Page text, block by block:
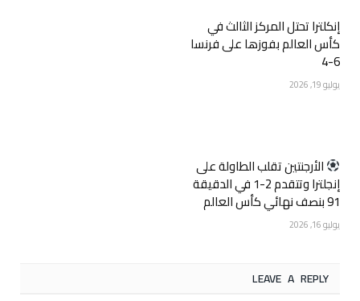
إنكلترا تحتل المركز الثالث في
كأس العالم بفوزها على فرنسا
6-4 ️
يوليو 19, 2026
الأرجنتين تقلب الطاولة على
إنجلترا وتتقدم 2-1 في الدقيقة
91 بنصف نهائي كأس العالم
يوليو 16, 2026
LEAVE A REPLY